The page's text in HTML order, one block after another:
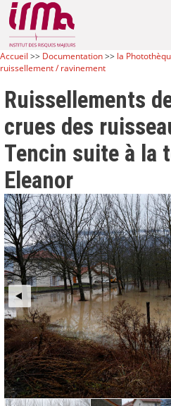
Accueil >> Documentation>> la
ruissellement / ravinement
Ruissellements
crues des
Tencin suite à la
Eleanor